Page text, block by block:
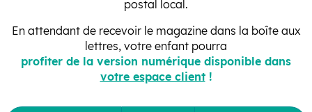
postal local.
En attendant de recevoir le magazine dans la boîte aux
lettres, votre enfant pourra
profiter de la version numérique disponible dans
votre espace client!